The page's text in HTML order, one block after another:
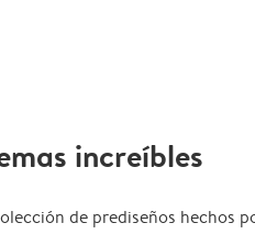
increíbles
de prediseños hechos